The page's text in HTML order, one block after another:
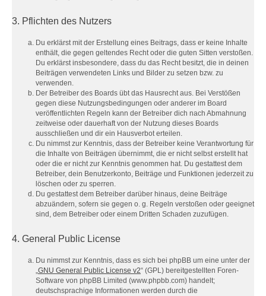
3. Pflichten des Nutzers
Du erklärst mit der Erstellung eines Beitrags, dass er keine Inhalte
enthält, die gegen geltendes Recht oder die guten Sitten verstoßen.
Du erklärst insbesondere, dass du das Recht besitzt, die in deinen
Beiträgen verwendeten Links und Bilder zu setzen bzw. zu
verwenden.
Der Betreiber des Boards übt das Hausrecht aus. Bei Verstößen
gegen diese Nutzungsbedingungen oder anderer im Board
veröffentlichten Regeln kann der Betreiber dich nach Abmahnung
zeitweise oder dauerhaft von der Nutzung dieses Boards
ausschließen und dir ein Hausverbot erteilen.
Du nimmst zur Kenntnis, dass der Betreiber keine Verantwortung für
die Inhalte von Beiträgen übernimmt, die er nicht selbst erstellt hat
oder die er nicht zur Kenntnis genommen hat. Du gestattest dem
Betreiber, dein Benutzerkonto, Beiträge und Funktionen jederzeit zu
löschen oder zu sperren.
Du gestattest dem Betreiber darüber hinaus, deine Beiträge
abzuändern, sofern sie gegen o. g. Regeln verstoßen oder geeignet
sind, dem Betreiber oder einem Dritten Schaden zuzufügen.
4. General Public License
Du nimmst zur Kenntnis, dass es sich bei phpBB um eine unter der
„GNU General Public License v2“ (GPL) bereitgestellten Foren-
Software von phpBB Limited (www.phpbb.com) handelt;
deutschsprachige Informationen werden durch die